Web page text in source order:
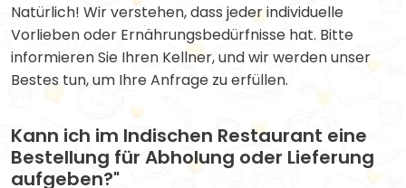
Natürlich! Wir verstehen, dass jeder individuelle
Vorlieben oder Ernährungsbedürfnisse hat. Bitte
informieren Sie Ihren Kellner, und wir werden unser
Bestes tun, um Ihre Anfrage zu erfüllen.
Kann ich im Indischen Restaurant eine
Bestellung für Abholung oder Lieferung
aufgeben?"